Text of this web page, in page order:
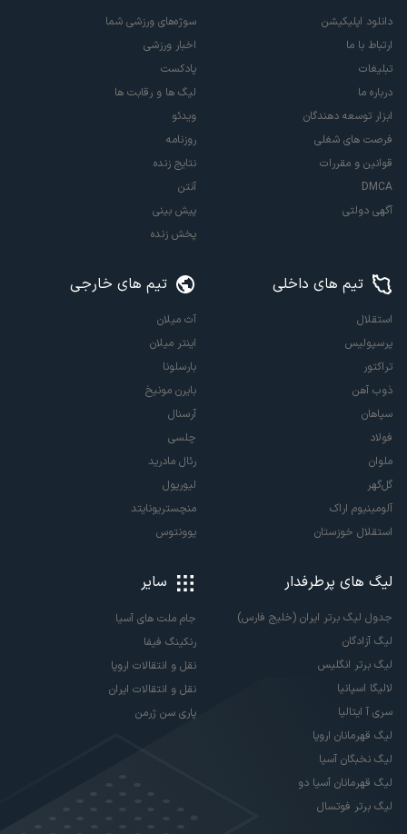
دانلود اپلیکیشن
ارتباط با ما
تبلیغات
درباره ما
ابزار توسعه دهندگان
فرصت های شغلی
قوانین و مقررات
DMCA
آگهی دولتی
سوژه‌های ورزشی شما
اخبار ورزشی
پادکست
لیگ ها و رقابت ها
ویدئو
روزنامه
نتایج زنده
آنتن
پیش بینی
پخش زنده
تیم های داخلی
استقلال
پرسپولیس
تراکتور
ذوب آهن
سپاهان
فولاد
ملوان
گل‌گهر
آلومینیوم اراک
استقلال خوزستان
تیم های خارجی
آث میلان
اینتر میلان
بارسلونا
بایرن مونیخ
آرسنال
چلسی
رئال مادرید
لیورپول
منچستریونایتد
یوونتوس
لیگ های پرطرفدار
جدول لیگ برتر ایران (خلیج فارس)
لیگ آزادگان
لیگ برتر انگلیس
لالیگا اسپانیا
سری آ ایتالیا
لیگ قهرمانان اروپا
لیگ نخبگان آسیا
لیگ قهرمانان آسیا دو
لیگ برتر فوتسال
سایر
جام ملت های آسیا
رنکینگ فیفا
نقل و انتقالات اروپا
نقل و انتقالات ایران
پاری سن ژرمن